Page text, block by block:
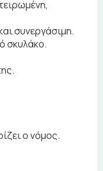
συνεργάσιμη.
σκυλάκο.
ο νόμος.